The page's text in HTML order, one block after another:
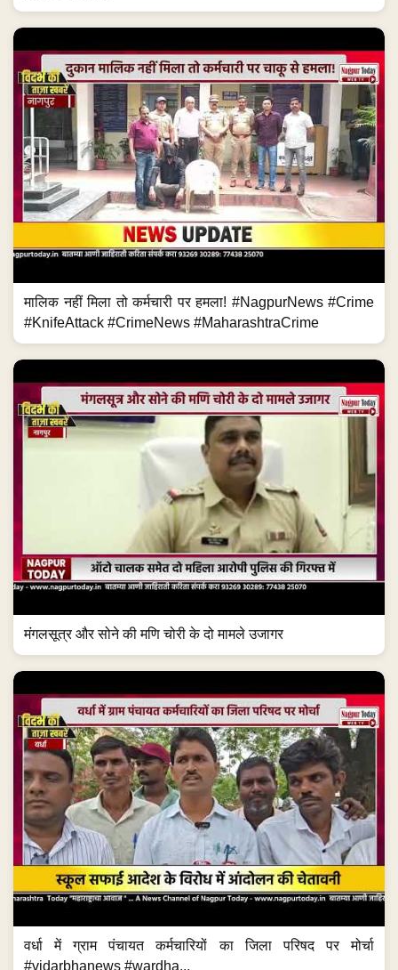
मालिक नहीं मिला तो कर्मचारी पर हमला! #NagpurNews #Crime
#KnifeAttack #CrimeNews #MaharashtraCrime
मंगलसूत्र और सोने की मणि चोरी के दो मामले उजागर
वर्धा में ग्राम पंचायत कर्मचारियों का जिला परिषद पर मोर्चा
#vidarbhanews #wardha...